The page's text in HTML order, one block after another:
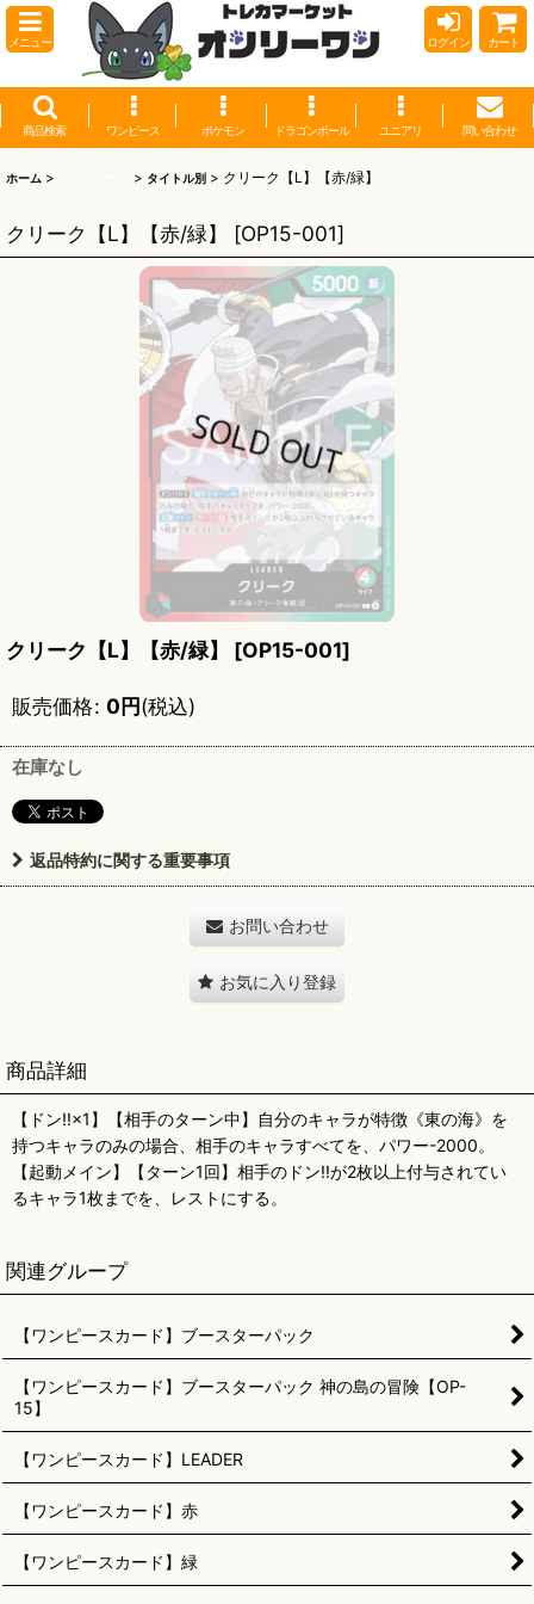
メニュー ログイン カート
商品検索 ワンピース ポケモン ドラゴンボール ユニアリ 問い合わせ
ホーム > > タイトル別 > クリーク【L】【赤/緑】
クリーク【L】【赤/緑】 [OP15-001]
クリーク【L】【赤/緑】 [OP15-001]
販売価格: 0円(税込)
在庫なし
返品特約に関する重要事項
お問い合わせ
お気に入り登録
商品詳細
【ドン!!×1】【相手のターン中】自分のキャラが特徴《東の海》を
持つキャラのみの場合、相手のキャラすべてを、パワー-2000。
【起動メイン】【ターン1回】相手のドン!!が2枚以上付与されてい
るキャラ1枚までを、レストにする。
関連グループ
【ワンピースカード】ブースターパック
【ワンピースカード】ブースターパック 神の島の冒険【OP-
15】
【ワンピースカード】LEADER
【ワンピースカード】赤
【ワンピースカード】緑